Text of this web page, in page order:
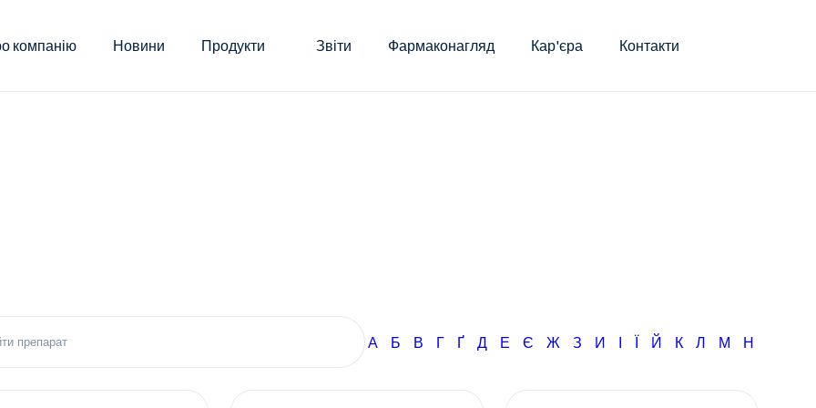
компанію Новини Продукти Звіти Фармаконагляд Кар'єра Контакти
А Б В Г Ґ Д Е Є Ж З И І Ї Й К Л М Н